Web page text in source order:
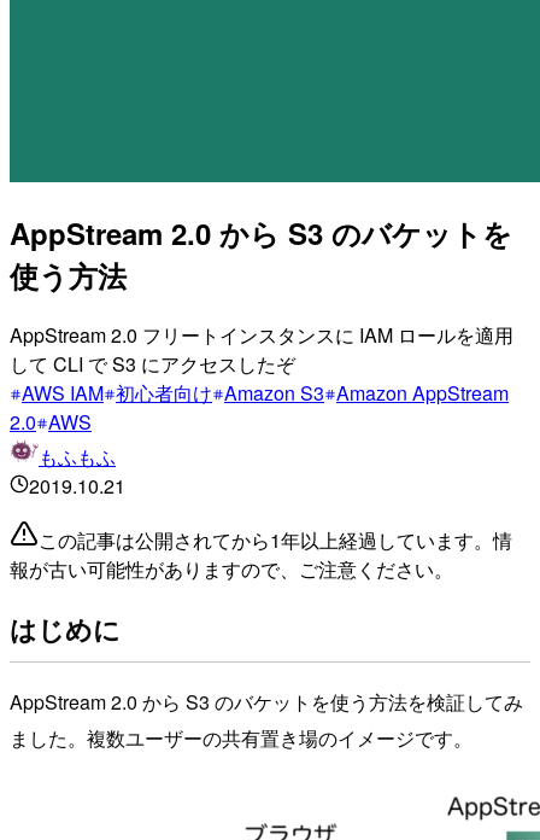
AppStream 2.0 から S3 のバケットを
使う方法
AppStream 2.0 フリートインスタンスに IAM ロールを適用
して CLI で S3 にアクセスしたぞ
AWS IAM 初心者向け Amazon S3 Amazon AppStream
2.0 AWS
もふもふ
2019.10.21
この記事は公開されてから1年以上経過しています。情
報が古い可能性がありますので、ご注意ください。
はじめに
AppStream 2.0 から S3 のバケットを使う方法を検証してみ
ました。複数ユーザーの共有置き場のイメージです。